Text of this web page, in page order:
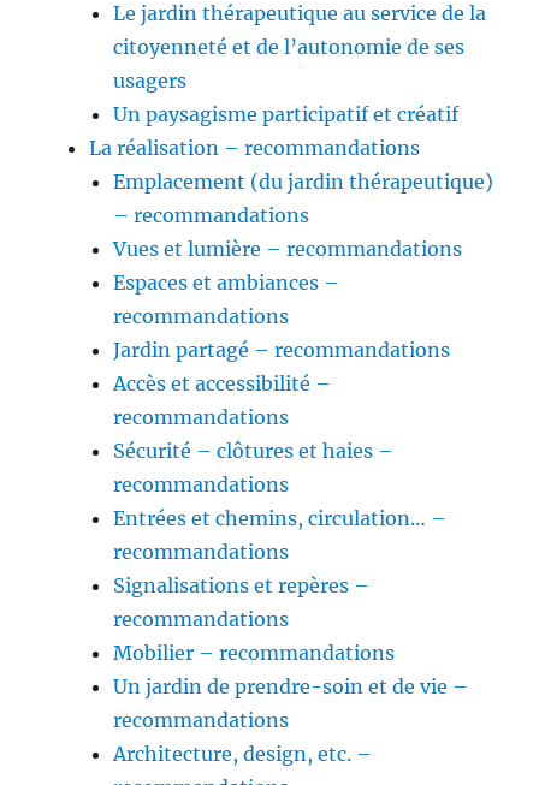
Le jardin thérapeutique au service de la
citoyenneté et de l’autonomie de ses
usagers
Un paysagisme participatif et créatif
La réalisation – recommandations
Emplacement (du jardin thérapeutique)
– recommandations
Vues et lumière – recommandations
Espaces et ambiances –
recommandations
Jardin partagé – recommandations
Accès et accessibilité –
recommandations
Sécurité – clôtures et haies –
recommandations
Entrées et chemins, circulation… –
recommandations
Signalisations et repères –
recommandations
Mobilier – recommandations
Un jardin de prendre-soin et de vie –
recommandations
Architecture, design, etc. –